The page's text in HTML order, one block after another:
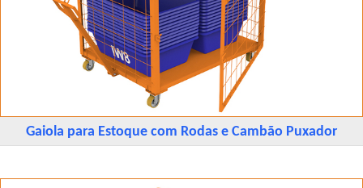
Gaiola para Estoque com Rodas e Cambão Puxador